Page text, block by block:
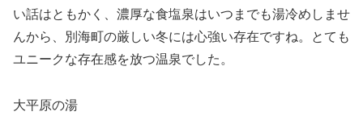
い話はともかく、濃厚な食塩泉はいつまでも湯冷めしませ
んから、別海町の厳しい冬には心強い存在ですね。とても
ユニークな存在感を放つ温泉でした。
大平原の湯